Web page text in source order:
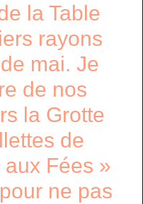
la Table
rayons
mai. Je
de nos
la Grotte
de
Fées »
ne pas